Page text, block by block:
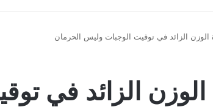
الزائد في توقيت الوجبات وليس الحرمان
الزائد في